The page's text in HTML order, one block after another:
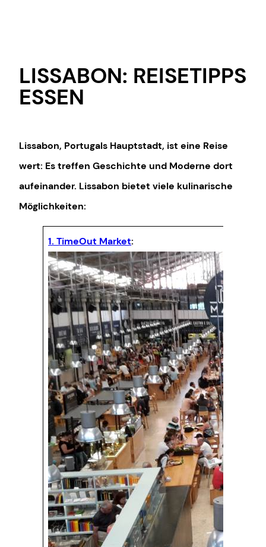
LISSABON: REISETIPPS
ESSEN
Lissabon, Portugals Hauptstadt, ist eine Reise
wert: Es treffen Geschichte und Moderne dort
aufeinander. Lissabon bietet viele kulinarische
Möglichkeiten:
1. TimeOut Market: